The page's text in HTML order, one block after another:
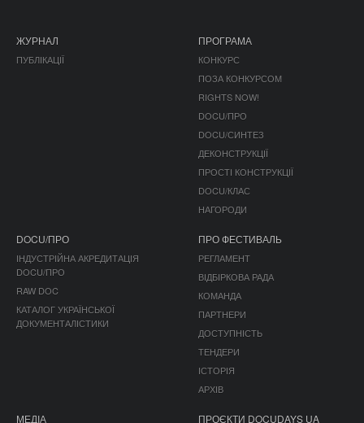
ЖУРНАЛ
ПУБЛІКАЦІЇ
ПРОГРАМА
КОНКУРС
ПОЗА КОНКУРСОМ
RIGHTS NOW!
DOCU/ПРО
DOCU/СИНТЕЗ
ДЕКОНСТРУКЦІЇ
ПРОСТІ КОНСТРУКЦІЇ
DOCU/КЛАС
НАГОРОДИ
DOCU/ПРО
ІНДУСТРІЙНА АКРЕДИТАЦІЯ
DOCU/ПРО
RAW DOC
КАТАЛОГ УКРАЇНСЬКОЇ
ДОКУМЕНТАЛІСТИКИ
ПРО ФЕСТИВАЛЬ
РЕГЛАМЕНТ
ВІДБІРКОВА РАДА
КОМАНДА
ПАРТНЕРИ
ДОСТУПНІСТЬ
ТЕНДЕРИ
ІСТОРІЯ
АРХІВ
МЕДІА ПРОЄКТИ DOCUDAYS UA